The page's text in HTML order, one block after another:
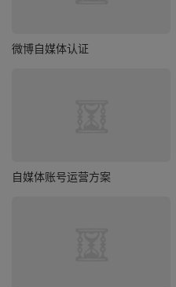
微博自媒体认证
自媒体账号运营方案